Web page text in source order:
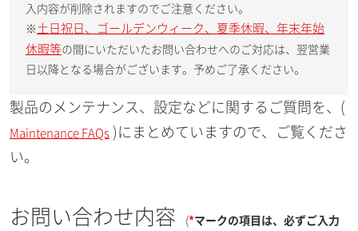
入内容が削除されますのでご注意ください。
※ 土日祝日、ゴールデンウィーク、夏季休暇、年末年始
休暇等の間にいただいたお問い合わせへのご対応は、翌営業
日以降となる場合がございます。予めご了承ください。
製品のメンテナンス、設定などに関するご質問を、(
Maintenance FAQs )にまとめていますので、ご覧くださ
い。
お問い合わせ内容 (*マークの項目は、必ずご入力